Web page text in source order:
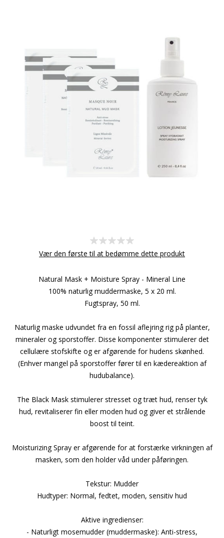
Vær den første til at bedømme dette produkt
Natural Mask + Moisture Spray - Mineral Line
100% naturlig muddermaske, 5 x 20 ml.
Fugtspray, 50 ml.
Naturlig maske udvundet fra en fossil aflejring rig på planter,
mineraler og sporstoffer. Disse komponenter stimulerer det
cellulære stofskifte og er afgørende for hudens skønhed.
(Enhver mangel på sporstoffer fører til en kædereaktion af
hudubalance).
The Black Mask stimulerer stresset og træt hud, renser tyk
hud, revitaliserer fin eller moden hud og giver et strålende
boost til teint.
Moisturizing Spray er afgørende for at forstærke virkningen af
masken, som den holder våd under påføringen.
Tekstur: Mudder
Hudtyper: Normal, fedtet, moden, sensitiv hud
Aktive ingredienser:
- Naturligt mosemudder (muddermaske): Anti-stress,